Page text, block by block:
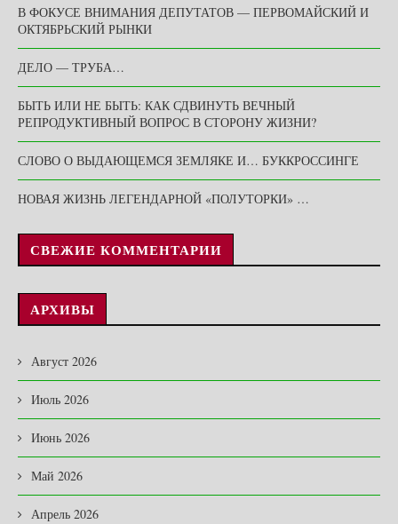
В ФОКУСЕ ВНИМАНИЯ ДЕПУТАТОВ — ПЕРВОМАЙСКИЙ И
ОКТЯБРЬСКИЙ РЫНКИ
ДЕЛО — ТРУБА…
БЫТЬ ИЛИ НЕ БЫТЬ: КАК СДВИНУТЬ ВЕЧНЫЙ
РЕПРОДУКТИВНЫЙ ВОПРОС В СТОРОНУ ЖИЗНИ?
СЛОВО О ВЫДАЮЩЕМСЯ ЗЕМЛЯКЕ И… БУККРОССИНГЕ
НОВАЯ ЖИЗНЬ ЛЕГЕНДАРНОЙ «ПОЛУТОРКИ» …
СВЕЖИЕ КОММЕНТАРИИ
АРХИВЫ
Август 2026
Июль 2026
Июнь 2026
Май 2026
Апрель 2026